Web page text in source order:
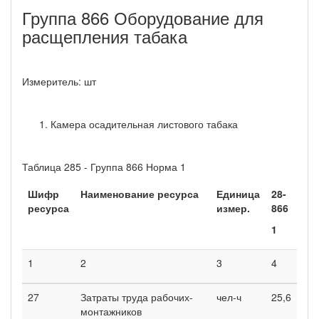
Группа 866 Оборудование для
расщепления табака
Измеритель: шт
Камера осадительная листового табака
Таблица 285 - Группа 866 Норма 1
Шифр
ресурса
Наименование ресурса
Единица
измер.
28-
866
1
1 2 3 4
27
Затраты труда рабочих-
монтажников
чел-ч 25,6